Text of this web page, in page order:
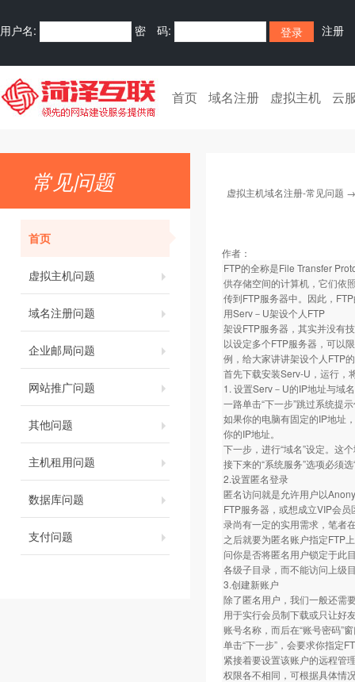
用户名: 密 码: 注册
首页 域名注册 虚拟主机 云
常见问题
首页
虚拟主机问题
域名注册问题
企业邮局问题
网站推广问题
其他问题
主机租用问题
数据库问题
支付问题
虚拟主机域名注册-常见问题
作者：
FTP的全称是File Transfer
供存储空间的计算机，它们依
传到FTP服务器中。因此，
用Serv－U架设个人FTP
架设FTP服务器，其实并没有
以设定多个FTP服务器，可以
例，给大家讲讲架设个人FTP
首先下载安装Serv-U，运行，
1. 设置Serv－U的IP地址与域名
一路单击“下一步”跳过系统提
如果你的电脑有固定的IP地址
你的IP地址。
下一步，进行“域名”设定。这
接下来的“系统服务”选项必须
2.设置匿名登录
匿名访问就是允许用户以
FTP服务器，或想成立VIP会
录尚有一定的实用需求，笔者
之后就要为匿名账户指定FTP
问你是否将匿名用户锁定于此
各级子目录，而不能访问上级
3.创建新账户
除了匿名用户，我们一般还需
用于实行会员制下载或只让好
账号名称，而后在“账号密码”
单击“下一步”，会要求你指定
紧接着要设置该账户的远程管
权限各不相同，可根据具体情